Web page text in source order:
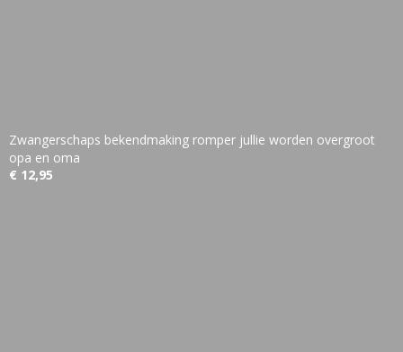
Zwangerschaps bekendmaking romper jullie worden overgroot
opa en oma
€ 12,95